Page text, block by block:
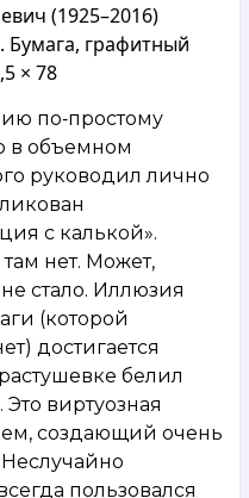
(1925–2016)
Бумага, графитный
× 78
по‑простому
в объемном
руководил лично
с калькой».
нет. Может,
стало. Иллюзия
(которой
достигается
белил
виртуозная
создающий очень
пользовался